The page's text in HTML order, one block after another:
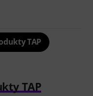
TAP
TAP